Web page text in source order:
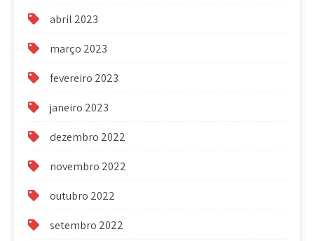
abril 2023
março 2023
fevereiro 2023
janeiro 2023
dezembro 2022
novembro 2022
outubro 2022
setembro 2022